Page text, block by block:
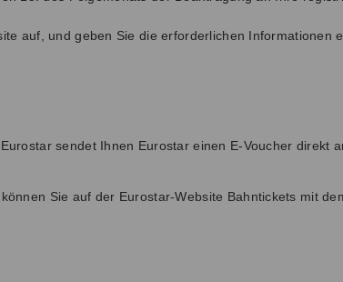
auf, und geben Sie die erforderlichen Informationen
sendet Ihnen Eurostar einen E-Voucher direkt
Sie auf der Eurostar-Website Bahntickets mit